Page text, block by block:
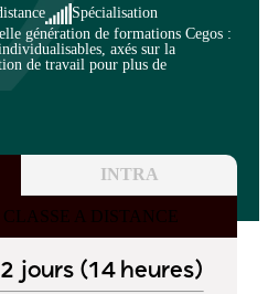
Spécialisation
génération de formations Cegos :
axés sur la
de travail pour plus de
INTRA
A DISTANCE
2 jours (14 heures)